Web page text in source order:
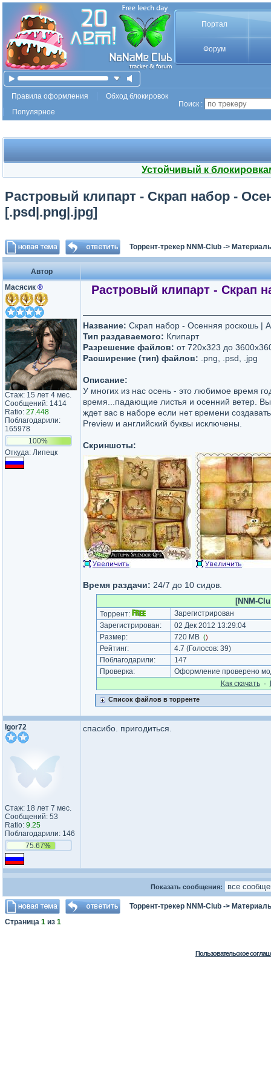
Портал
Форум
Правила оформления
Обход блокировок
Популярное
Поиск :
Устойчивый к
Растровый клипарт - Скрап набор -
[.psd|.png|.jpg]
Торрент-трекер NNM-Club ->
Автор
Масясик ®
Стаж: 15 лет 4 мес.
Сообщений: 1414
Ratio: 27.448
Поблагодарили:
165978
100%
Откуда: Липецк
Растровый клипарт - Скрап
Название: Скрап набор - Осенняя роскошь |
Тип раздаваемого: Клипарт
Разрешение файлов: от 720х323 до
Расширение (тип) файлов: .png, .psd, .jpg
Описание:
У многих из нас осень - это любимое время
время...падающие листья и осенний ветер.
ждет вас в наборе если нет времени
Preview и английский буквы исключены.
Скриншоты:
Время раздачи: 24/7 до 10 сидов.
[NNM-
Торрент:
Зарегистрирован
Зарегистрирован:
02 Дек 2012 13:29:04
Размер:
720 MB ()
Рейтинг: 4.7 (Голосов: 39)
Поблагодарили:
147
Проверка:
Оформление проверено
Как cкачать·
Список файлов в торренте
Igor72
Стаж: 18 лет 7 мес.
Сообщений: 53
Ratio: 9.25
Поблагодарили: 146
75.67%
спасибо. пригодиться.
Показать сообщения:
Торрент-трекер NNM-Club ->
Страница 1 из 1
Пользовательское